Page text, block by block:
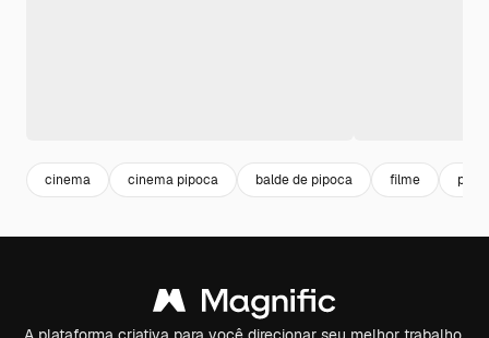
cinema cinema pipoca balde de pipoca filme